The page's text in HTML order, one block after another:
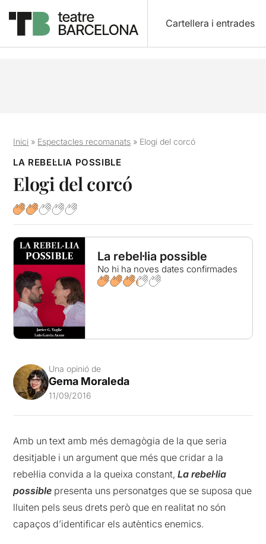
Cartellera i entrades
Inici » Espectacles recomanats » Elogi del corcó
LA REBEL·LIA POSSIBLE
Elogi del corcó
La rebel·lia possible
No hi ha noves dates confirmades
Una opinió de
Gema Moraleda
11/09/2016
Amb un text amb més demagògia de la que seria
desitjable i un argument que més que cridar a la
rebel·lia convida a la queixa constant,La rebel·lia
possible presenta uns personatges que se suposa que
lluiten pels seus drets però que en realitat no són
capaços d’identificar els autèntics enemics.